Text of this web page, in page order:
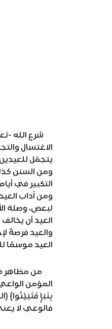
شرع الله -
الاغتسال
يتجمّل
ومن السنن
التكبير في
ومن آداب
لبعض، وصلة
العيد أن
والعيد فرصةٌ
العيد موسمًا
من مظاهر
المؤمن
فالوعي لا